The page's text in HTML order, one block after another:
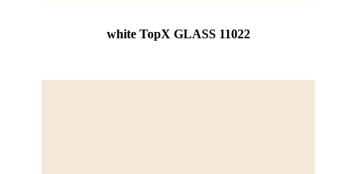
white TopX GLASS 11022